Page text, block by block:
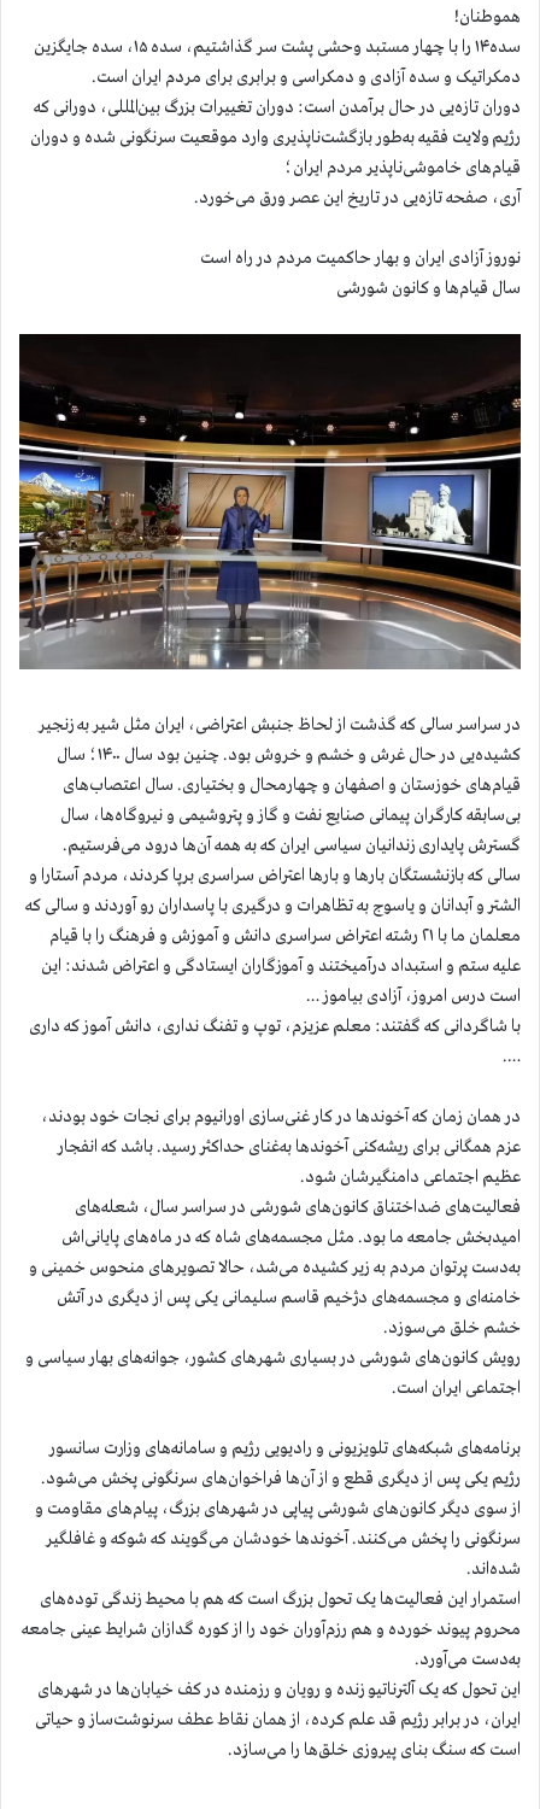
هموطنان!
سده‌۱۴ را با چهار مستبد وحشی پشت سر گذاشتیم، سده ۱۵، سده‌ جایگزین
دمکراتیک و سده‌ آزادی و دمکراسی و برابری برای مردم ایران است.
دوران تازه‌یی در حال برآمدن است: دوران تغییرات بزرگ بین‌المللی، دورانی که
رژیم ولایت فقیه به‌طور بازگشت‌ناپذیری وارد موقعیت سرنگونی شده و دوران
قیام‌های خاموشی‌ناپذیر مردم ایران؛
آری، صفحه تازه‌یی در تاریخ این عصر ورق می‌خورد.
نوروز آزادی ایران و بهار حاکمیت مردم در راه است
سال قیام‌ها و کانون شورشی
در سراسر سالی که گذشت از لحاظ جنبش اعتراضی، ایران مثل شیر به‌ زنجیر
کشیده‌یی در حال غرش و خشم و خروش بود. چنین بود سال ۱۴۰۰؛ سال
قیام‌های خوزستان و اصفهان و چهارمحال و بختیاری. سال اعتصاب‌های
بی‌سابقه کارگران پیمانی صنایع نفت و گاز و پتروشیمی و نیروگاه‌ها، سال
گسترش پایداری زندانیان سیاسی ایران که به همه آن‌ها درود می‌فرستیم.
سالی که بازنشستگان بارها و بارها اعتراض سراسری برپا کردند، مردم آستارا و
الشتر و آبدانان و یاسوج به ‌تظاهرات و درگیری با پاسداران رو آوردند و سالی که
معلمان ما با ۲۱ رشته اعتراض سراسری دانش و آموزش و فرهنگ را با قیام
علیه ستم و استبداد درآمیختند و آموزگاران ایستادگی و اعتراض شدند: این
است درس امروز، آزادی بیاموز …
با شاگردانی که گفتند: معلم عزیزم، توپ و تفنگ نداری، دانش آموز که داری
….
در همان زمان که آخوندها در کار غنی‌سازی اورانیوم برای نجات خود بودند،
عزم همگانی برای ریشه‌کنی آخوندها به‌غنای حداکثر رسید. باشد که انفجار
عظیم اجتماعی دامنگیرشان ‌شود.
فعالیت‌های ضداختناق کانون‌های شورشی در سراسر سال، شعله‌های
امیدبخش جامعه ما بود. مثل مجسمه‌های شاه که در ماه‌های پایانی‌اش
به‌دست پرتوان مردم به زیر کشیده می‌شد، حالا تصویرهای منحوس خمینی و
خامنه‌ای و مجسمه‌های دژخیم قاسم سلیمانی یکی پس از دیگری در آتش
خشم خلق می‌سوزد.
رویش کانون‌های شورشی در بسیاری شهرهای کشور، جوانه‌های بهار سیاسی و
اجتماعی ایران است.
برنامه‌های شبکه‌های تلویزیونی و رادیویی رژیم و سامانه‌های وزارت سانسور
رژیم یکی پس از دیگری قطع و از آن‌ها فراخوان‌های سرنگونی پخش می‌شود.
از سوی دیگر کانون‌های شورشی پیاپی در شهرهای بزرگ، پیام‌های مقاومت و
سرنگونی را پخش می‌کنند. آخوندها خودشان می‌گویند که شوکه و غافلگیر
شده‌اند.
استمرار این فعالیت‌ها یک تحول بزرگ است که هم با محیط زندگی توده‌های
محروم پیوند خورده و هم رزم‌آوران خود را از کوره گدازان شرایط عینی جامعه
به‌دست می‌آورد.
این تحول که یک آلترناتیو زنده و رویان و رزمنده در کف خیابان‌ها در شهرهای
ایران، در برابر رژیم قد علم کرده، از همان نقاط عطف سرنوشت‌ساز و حیاتی
است که سنگ بنای پیروزی خلق‌ها را می‌سازد.